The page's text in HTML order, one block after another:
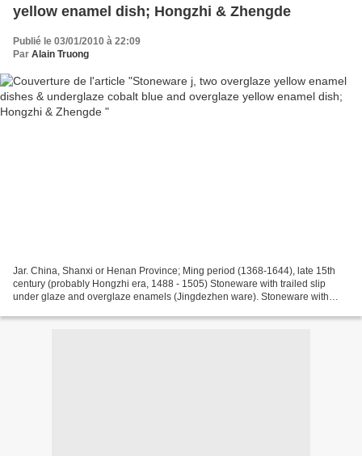
yellow enamel dish; Hongzhi & Zhengde
Publié le 03/01/2010 à 22:09
Par Alain Truong
Jar. China, Shanxi or Henan Province; Ming period (1368-1644), late 15th
century (probably Hongzhi era, 1488 - 1505) Stoneware with trailed slip
under glaze and overglaze enamels (Jingdezhen ware). Stoneware with